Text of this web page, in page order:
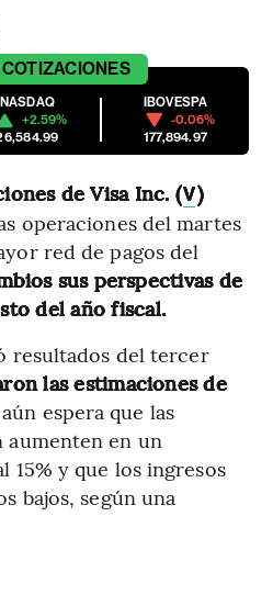
COTIZACIONES
NASDAQ
+2.59%
IBOVESPA
-0.06%
177,894.97
de Visa Inc. (V)
operaciones del martes
red de pagos del
sus perspectivas de
del año fiscal.
resultados del tercer
las estimaciones de
espera que las
aumenten en un
15% y que los ingresos
bajos, según una